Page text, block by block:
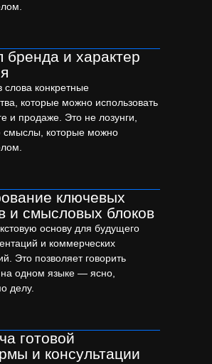
бренда и характер
конкретные
которые можно использовать
и продаже. Это не лозунги,
смыслы, которые можно
ключевых
и смысловых блоков
основу для будущего
и коммерческих
Это позволяет говорить
одном языке — ясно,
делу.
готовой
и консультации
платформ
компаний